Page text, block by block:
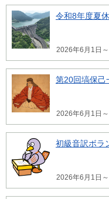
令和8年度夏
2026年6月1日
第20回塙保己
2026年6月1日
初級音訳ボラ
2026年6月1日